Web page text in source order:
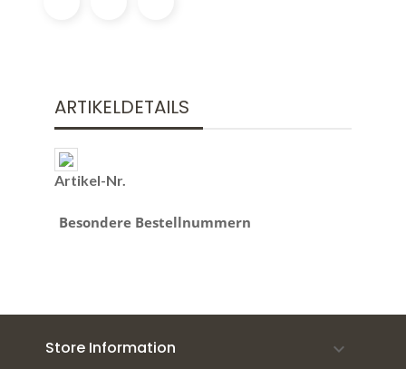
ARTIKELDETAILS
Artikel-Nr.
Besondere Bestellnummern
Store Information 